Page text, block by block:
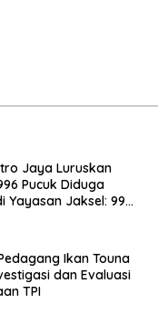
Jaya Luruskan
Pucuk Diduga
Yayasan Jaksel: 995
Ikan Touna
dan Evaluasi
TPI